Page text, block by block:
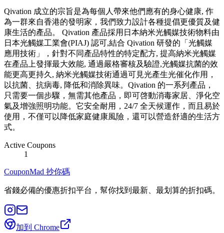
Qivation 成立的宗旨是為每個人帶來他們應有的身心健康, 作
為一群來自香港的發明家，我們致力設計各種提倡更優質及健
康生活的產品。 Qivation 產品採用日本納米光觸媒技術物料由
日本光觸媒工業會(PIAJ) 認可,結合 Qivation 研發的「光觸媒
應用技術」，針對不同產品特性的特定配方, 提高納米光觸媒
在產品上發揮最大效能, 通過嚴格審核及驗證,光觸媒抗菌的效
能更高更持久, 納米光觸媒技術通過可見光產生光催化作用，
以抗菌、抗病毒, 降低和消除異味。Qivation 的一系列產品，
只需要一個步驟，無需其他產品，即可啓動消毒家居、淨化空
氣及增強照明功能。它安全耐用，24/7 全天候運作，而且易於
使用，不僅可以降低家庭健康風險，還可以營造舒適的生活方
式。
Active Coupons
1
CouponMad 抄你碼
省錢必備的優惠折扣平台，幫你找到最新、最划算的折扣碼。
加到 Chrome